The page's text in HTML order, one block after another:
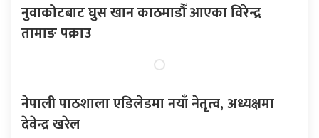
नुवाकोटबाट घुस खान काठमाडौँ आएका विरेन्द्र
तामाङ पक्राउ
नेपाली पाठशाला एडिलेडमा नयाँ नेतृत्व, अध्यक्षमा
देवेन्द्र खरेल